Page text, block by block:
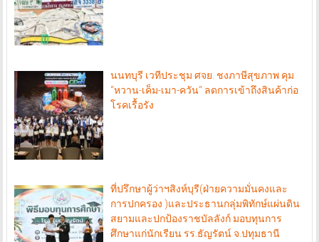
นนทบุรี เวทีประชุม ศจย. ชงภาษีสุขภาพ คุม
“หวาน-เค็ม-เมา-ควัน“ ลดการเข้าถึงสินค้าก่อ
โรคเรื้อรัง
ที่ปรึกษาผู้ว่าฯสิงห์บุรี(ฝ่ายความมั่นคงและ
การปกครอง )และประธานกลุ่มพิทักษ์แผ่นดิน
สยามและปกป้องราชบัลลังก์ มอบทุนการ
ศึกษาแก่นักเรียน รร.ธัญรัตน์ จ.ปทุมธานี